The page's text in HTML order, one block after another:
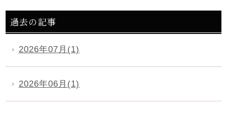
過去の記事
2026年07月(1)
2026年06月(1)